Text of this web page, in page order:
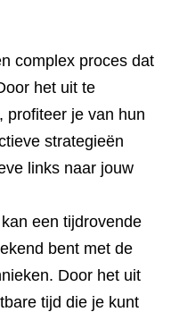
complex proces dat
het uit te
profiteer je van hun
strategieën
links naar jouw
een tijdrovende
bent met de
Door het uit
tijd die je kunt